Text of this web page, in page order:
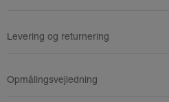
Levering og returnering
Opmålingsvejledning